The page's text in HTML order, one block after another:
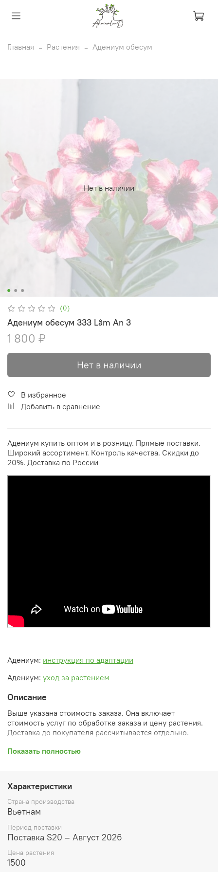
Главная Растения Адениум обесум
Нет в наличии
(0)
Адениум обесум 333 Lâm An 3
1 800 ₽
Нет в наличии
В избранное
Добавить в сравнение
Адениум купить оптом и в розницу. Прямые поставки.
Широкий ассортимент. Контроль качества. Скидки до
20%. Доставка по России
Адениум: инструкция по адаптации
Адениум: уход за растением
Описание
Выше указана стоимость заказа. Она включает
стоимость услуг по обработке заказа и цену растения.
Доставка до покупателя рассчитывается отдельно.
После оформления заказа вы получите его
скидки, уточнен способ доставки, сделано
бронирование и т.д.). Затем вам будут высланы
согласованные счета со ссылками на оплату услуг и
Внимание: фото в каталоге демонстрирует сорт, а не
растение, которое вы получите. Растения приезжают в
размере, указанном в карточке товара ниже.
Показать полностью
Характеристики
Страна производства
Вьетнам
Период поставки
Поставка S20 – Август 2026
Цена растения
1500